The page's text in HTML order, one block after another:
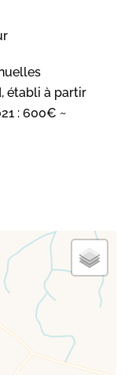
établi à partir
: 600€ ~